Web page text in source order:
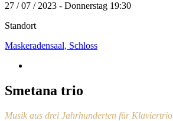
27 / 07 / 2023 - Donnerstag 19:30
Standort
Maskeradensaal, Schloss
Smetana trio
Musik aus drei Jahrhunderten für Klaviertrio